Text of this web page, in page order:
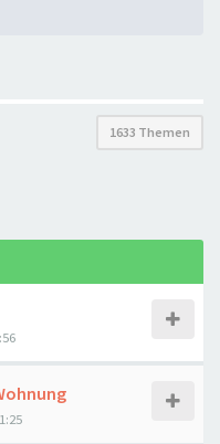
1633 Themen